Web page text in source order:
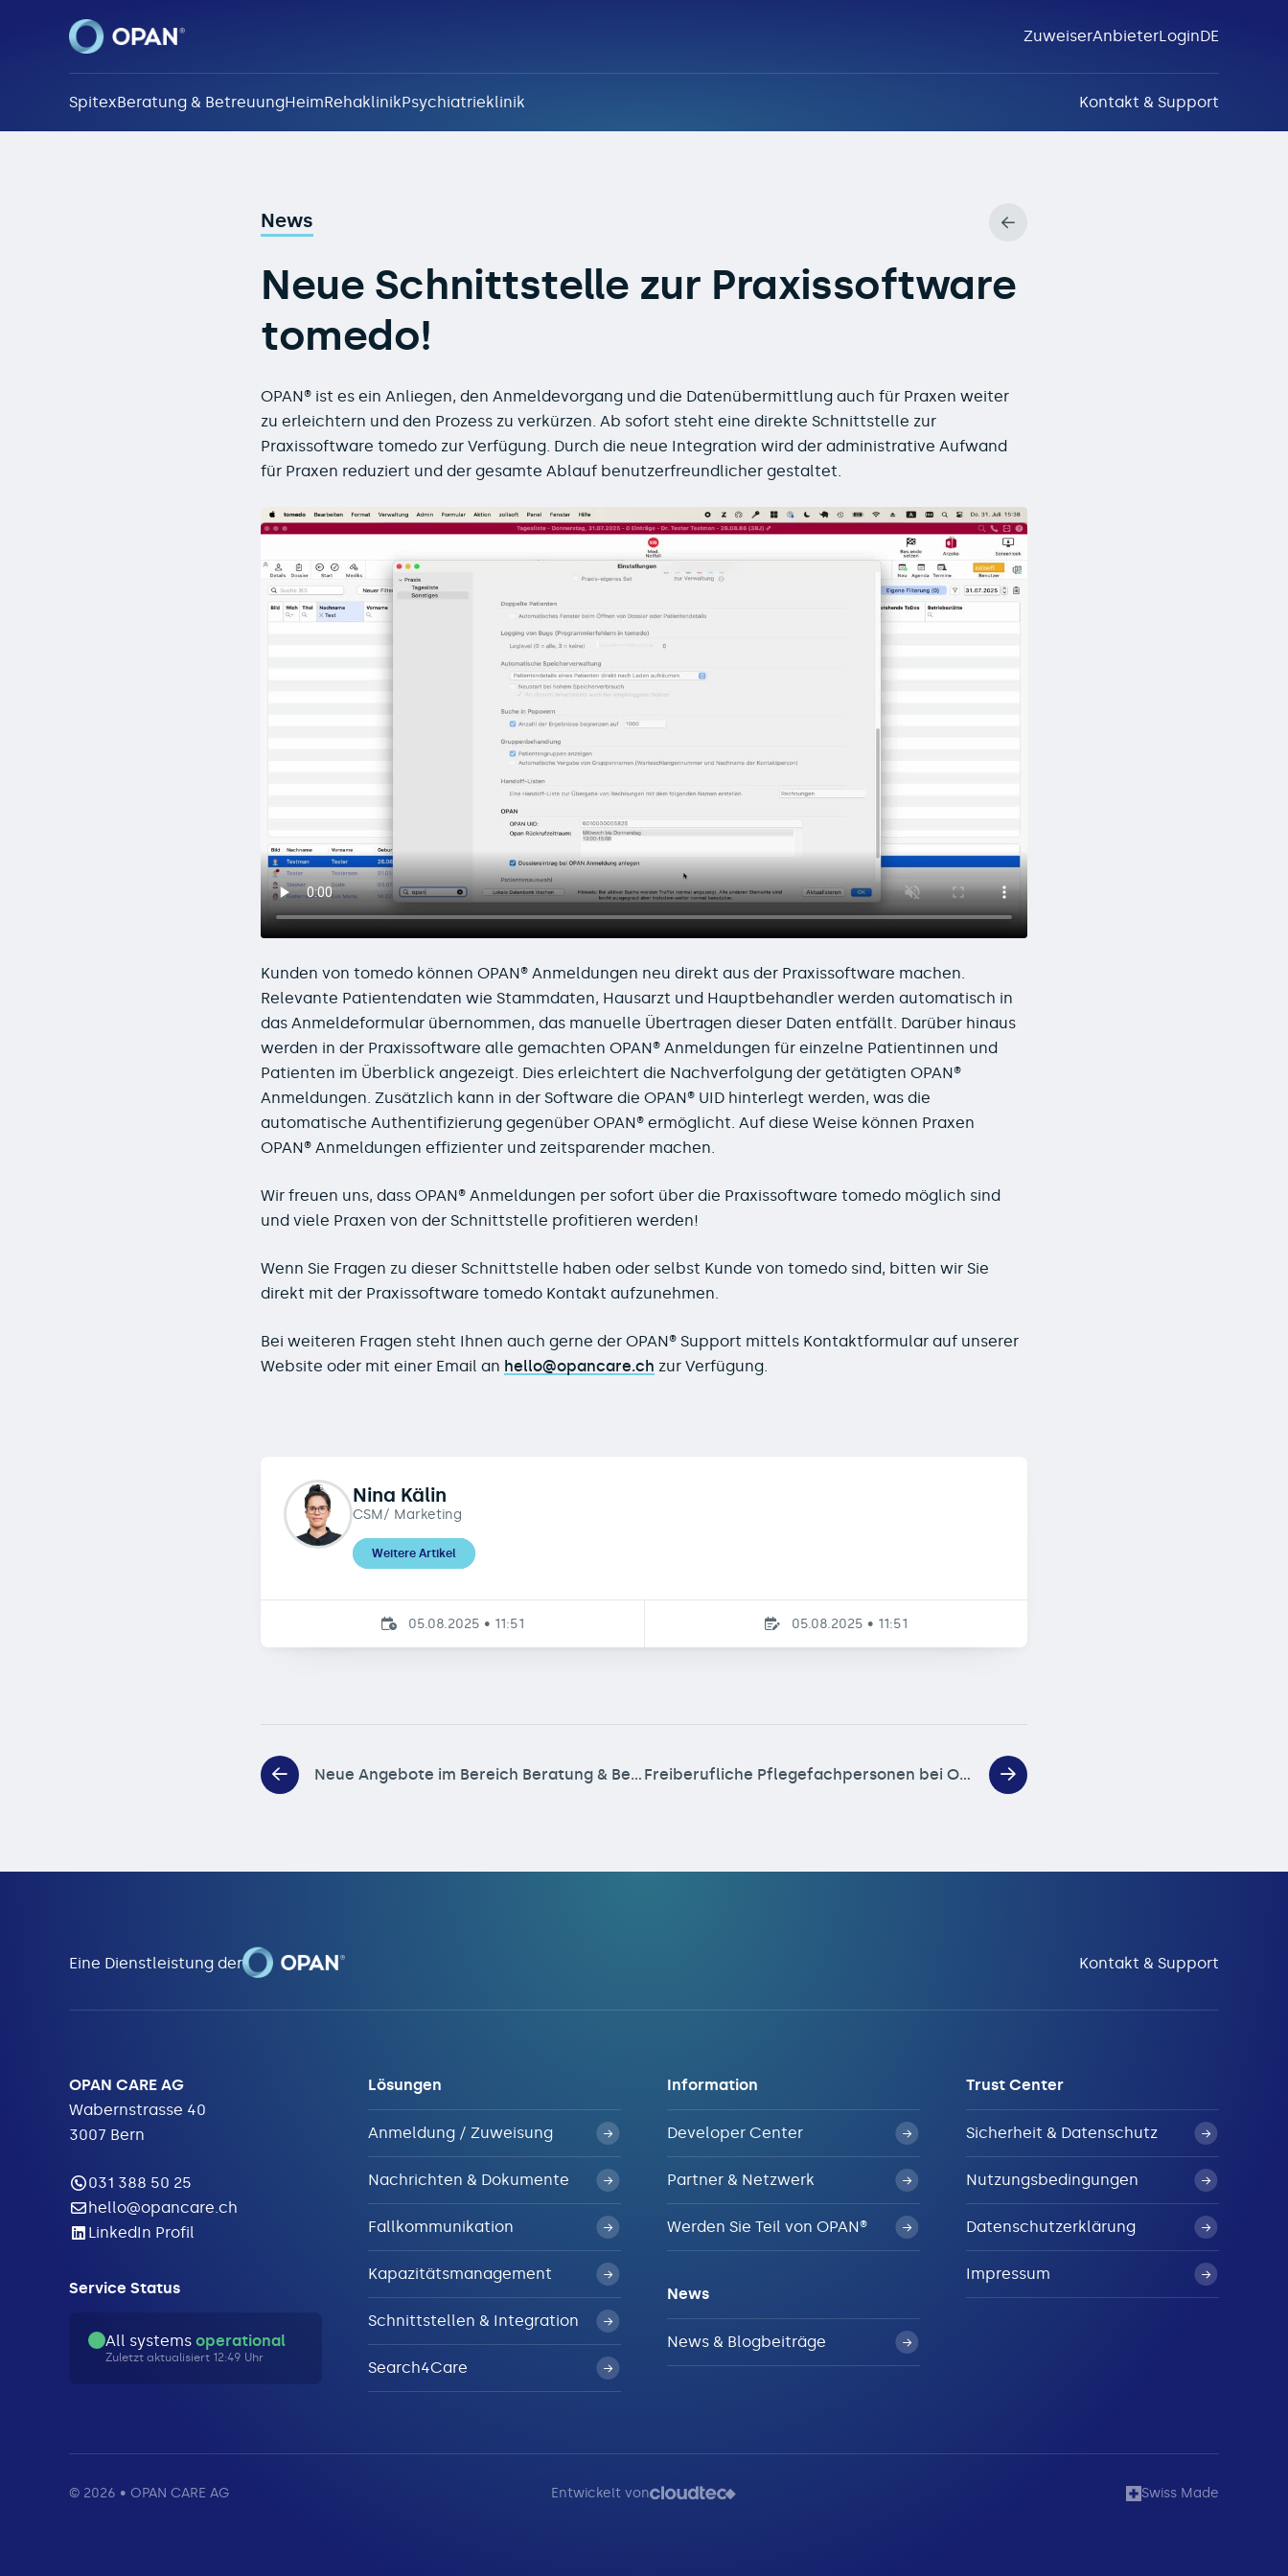
ZuweiserAnbieterLoginDE
SpitexBeratung & BetreuungHeimRehaklinikPsychiatrieklinik Kontakt & Support
News
Neue Schnittstelle zur Praxissoftware
tomedo!
OPAN® ist es ein Anliegen, den Anmeldevorgang und die Datenübermittlung auch für Praxen weiter
zu erleichtern und den Prozess zu verkürzen. Ab sofort steht eine direkte Schnittstelle zur
Praxissoftware tomedo zur Verfügung. Durch die neue Integration wird der administrative Aufwand
für Praxen reduziert und der gesamte Ablauf benutzerfreundlicher gestaltet.
Kunden von tomedo können OPAN® Anmeldungen neu direkt aus der Praxissoftware machen.
Relevante Patientendaten wie Stammdaten, Hausarzt und Hauptbehandler werden automatisch in
das Anmeldeformular übernommen, das manuelle Übertragen dieser Daten entfällt. Darüber hinaus
werden in der Praxissoftware alle gemachten OPAN® Anmeldungen für einzelne Patientinnen und
Patienten im Überblick angezeigt. Dies erleichtert die Nachverfolgung der getätigten OPAN®
Anmeldungen. Zusätzlich kann in der Software die OPAN® UID hinterlegt werden, was die
automatische Authentifizierung gegenüber OPAN® ermöglicht. Auf diese Weise können Praxen
OPAN® Anmeldungen effizienter und zeitsparender machen.
Wir freuen uns, dass OPAN® Anmeldungen per sofort über die Praxissoftware tomedo möglich sind
und viele Praxen von der Schnittstelle profitieren werden!
Wenn Sie Fragen zu dieser Schnittstelle haben oder selbst Kunde von tomedo sind, bitten wir Sie
direkt mit der Praxissoftware tomedo Kontakt aufzunehmen.
Bei weiteren Fragen steht Ihnen auch gerne der OPAN® Support mittels Kontaktformular auf unserer
Website oder mit einer Email an hello@opancare.ch zur Verfügung.
Nina Kälin
CSM/ Marketing
Weitere Artikel
05.08.2025 • 11:51 05.08.2025 • 11:51
Neue Angebote im Bereich Beratung & Betreuung: Mit OPAN® flexible und individuelle Unterstützungsmöglichkeiten finden Freiberufliche Pflegefachpersonen bei OPAN® mit dabei!
Eine Dienstleistung der Kontakt & Support
OPAN CARE AG
Wabernstrasse 40
3007 Bern
031 388 50 25
hello@opancare.ch
LinkedIn Profil
Service Status
All systems operational
Zuletzt aktualisiert 12:49 Uhr
Lösungen
Anmeldung / Zuweisung
Nachrichten & Dokumente
Fallkommunikation
Kapazitätsmanagement
Schnittstellen & Integration
Search4Care
Information
Developer Center
Partner & Netzwerk
Werden Sie Teil von OPAN®
News
News & Blogbeiträge
Trust Center
Sicherheit & Datenschutz
Nutzungsbedingungen
Datenschutzerklärung
Impressum
© 2026 • OPAN CARE AG Entwickelt von Swiss Made